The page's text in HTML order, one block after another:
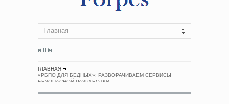
Главная
ГЛАВНАЯ
«РБПО ДЛЯ БЕДНЫХ»: РАЗВОРАЧИВАЕМ СЕРВИСЫ
БЕЗОПАСНОЙ РАЗРАБОТКИ